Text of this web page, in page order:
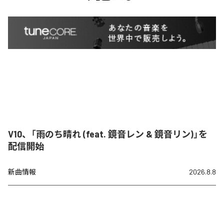
V10、「雨のち晴れ (feat. 鏡音レン & 鏡音リン)」を
配信開始
新曲情報 2026.8.8